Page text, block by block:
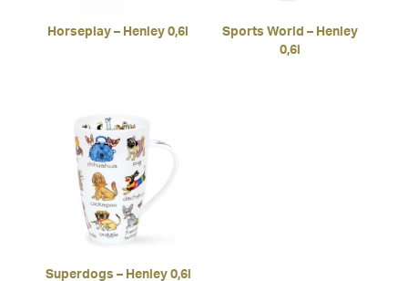
Horseplay – Henley 0,6l
Sports World – Henley
0,6l
Superdogs – Henley 0,6l